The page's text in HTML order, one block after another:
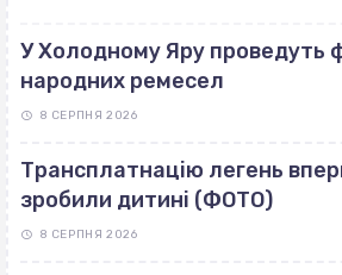
У Холодному Яру проведуть
народних ремесел
8 СЕРПНЯ 2026
Трансплатнацію легень
зробили дитині (ФОТО)
8 СЕРПНЯ 2026